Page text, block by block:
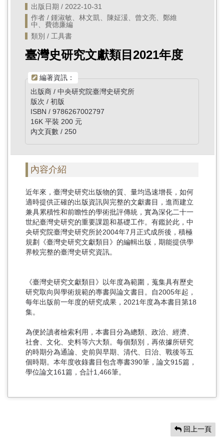
出版日期 / 2022-10-31
作者 / 鍾淑敏、林文凱、陳姃湲、曾文亮、鄭維
中、費德廉編
類別 / 工具書
臺灣史研究文獻類目2021年度
編著資訊：
出版商 / 中央研究院臺灣史研究所
版次 / 初版
ISBN / 9786267002797
16K 平裝 200 元
內文頁數 / 250
內容介紹
近年來，臺灣史研究出版物的質、量均迅速增長，如何
適時提供正確的出版資訊與完整的文獻書目，進而建立
兼具累積性和前瞻性的學術批評傳統，實為深化二十一
世紀臺灣史研究的重要課題和基礎工作。有鑑於此，中
央研究院臺灣史研究所於2004年7月正式成所後，積極
規劃《臺灣史研究文獻類目》的編輯出版，期能提供學
界較完整的臺灣史研究資訊。
《臺灣史研究文獻類目》以年度為範圍，蒐集具有歷史
研究取向與學術規範的專書與論文書目。自2005年起，
每年出版前一年度的研究成果，2021年度為本書目第18
集。
為便於讀者檢索利用，本書目分為總類、政治、經濟、
社會、文化、史料等六大類。每個類別，再依據所研究
的時期分為通論、史前與早期、清代、日治、戰後等五
個時期。本年度收錄書目包含專書390筆，論文915篇，
學位論文161篇，合計1,466筆。
回上一頁